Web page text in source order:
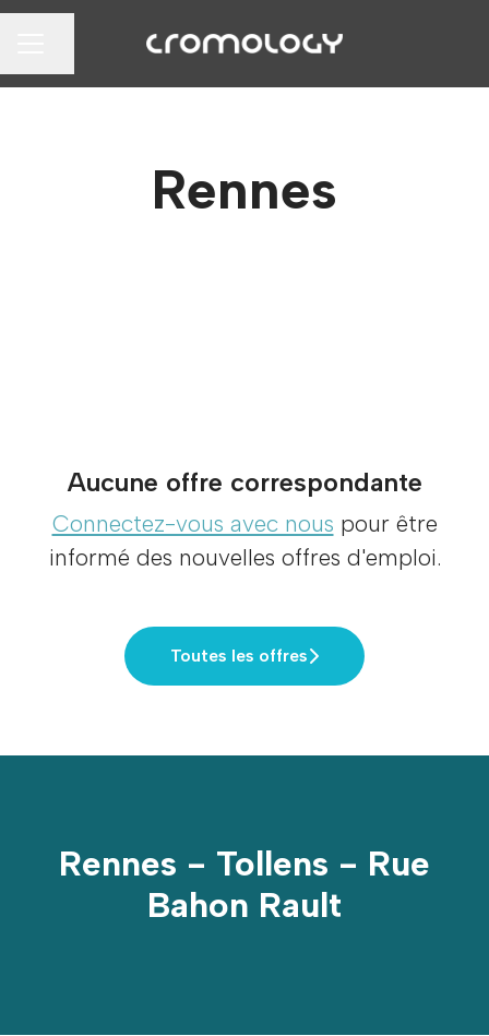
Partager la page
Rennes
Aucune offre correspondante
Connectez-vous avec nous pour être
informé des nouvelles offres d'emploi.
Toutes les offres
Rennes - Tollens - Rue
Bahon Rault